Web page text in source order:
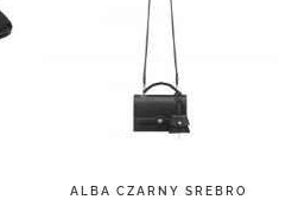
ALBA CZARNY SREBRO